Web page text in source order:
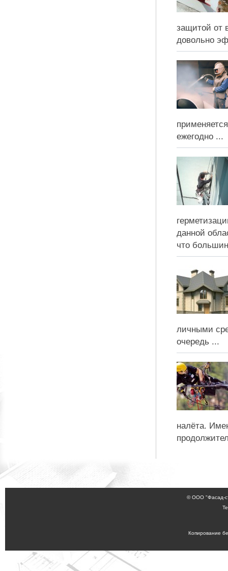
защитой от
довольно
ежегодно ...
данной
что
личными
очередь ...
налёта.
© ООО "Фасад-
Копирование